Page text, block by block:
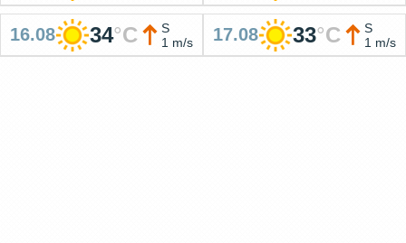
16.08 34°C
S
1 m/s
17.08 33°C
S
1 m/s